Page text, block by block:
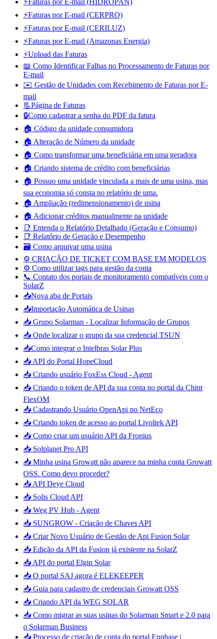
⚡Faturas por E-mail (HIDROPAN)
⚡Faturas por E-mail (CERPRO)
⚡Faturas por E-mail (CERILUZ)
⚡Faturas por E-mail (Amazonas Energia)
⚡Upload das Faturas
📖 Como Identificar Falhas no Processamento de Faturas por
E-mail
✉️ Gestão de Unidades com Recebimento de Faturas por E-
mail
📃Página de Faturas
🔒Como cadastrar a senha do PDF da fatura
🏠 Código da unidade consumidora
🏠 Alteração de Número da unidade
🏠 Como transformar uma beneficiária em uma geradora
🏠 Criando sistema de crédito com beneficiárias
🏠 Possuo uma unidade vinculada a mais de uma usina, mas
sua economia só consta no relatório de uma.
🏠 Ampliação (redimensionamento) de usina
🏠 Adicionar créditos manualmente na unidade
📑 Entenda o Relatório Detalhado (Geração e Consumo)
📑 Relatório de Geração e Desempenho
🗃️ Como arquivar uma usina
⚙️ CRIAÇÃO DE TICKET COM BASE EM MODELOS
⚙️ Como utilizar tags para gestão da conta
📞 Contato dos portais de monitoramento compatíveis com o
SolarZ
📥Nova aba de Portais
📥Importação Automática de Usinas
📥 Grupo Solarman - Localizar Informação de Grupos
📥 Onde localizar o grupo da sua credencial TSUN
📥Como integrar o Intelbras Solar Plus
📥 API do Portal HopeCloud
📥 Criando usuário FoxEss Cloud - Agent
📥 Criando o token de API da sua conta no portal da Chint
FlexOM
📥 Cadastrando Usuário OpenApi no NetEco
📥 Criando token de acesso ao portal Livoltek API
📥 Como criar um usuário API da Fronius
📥 Solplanet Pro API
📥 Minha usina Growatt não aparece na minha conta Growatt
OSS. Como devo proceder?
📥 API Deye Cloud
📥 Solis Cloud API
📥 Weg PV Hub - Agent
📥 SUNGROW - Criação de Chaves API
📥 Criar Novo Usuário de Gestão de Api Fusion Solar
📥 Edição da API da Fusion já existente na SolarZ
📥 API do portal Elgin Solar
📥 O portal SAJ agora é ELEKEEPER
📥 Guia para cadastro de credenciais Growatt OSS
📥 Criando API da WEG SOLAR
📥 Como migrar as suas usinas do Solarman Smart e 2.0 para
o Solarman Business
📥 Processo de criação de conta do portal Enphase |